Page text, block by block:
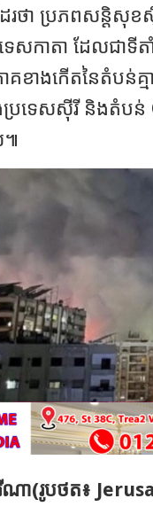
ែរថា ប្រភពសន្តិ
សកាតា ដែលជាទី
គខាងកើតនៃតំបន់
ាងប្រទេសស៊ីរី និងតំ
៕
ា(រូបថត​៖